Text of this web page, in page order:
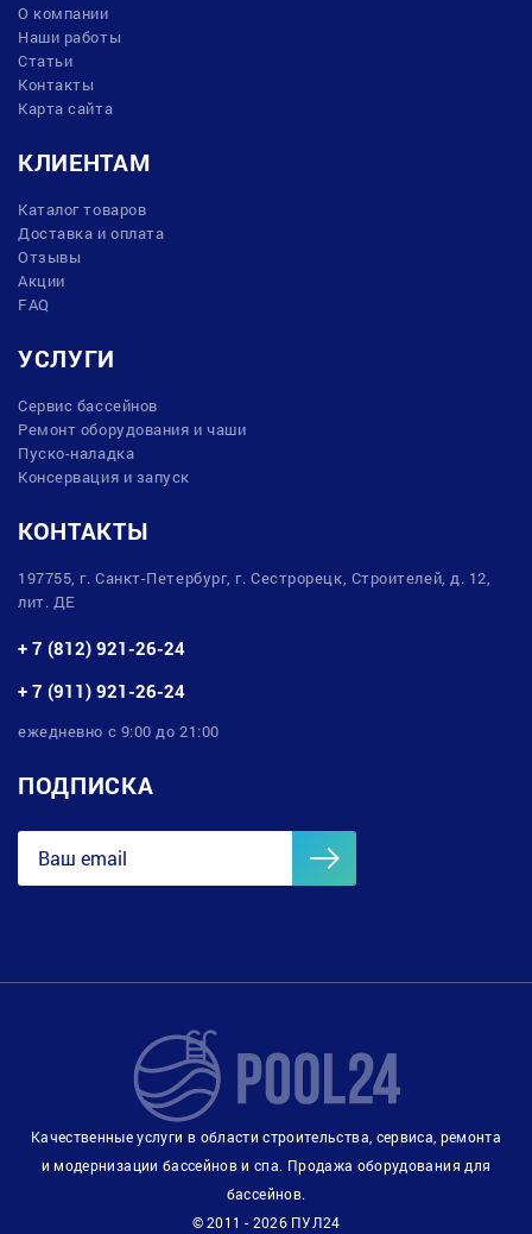
О компании
Наши работы
Статьи
Контакты
Карта сайта
КЛИЕНТАМ
Каталог товаров
Доставка и оплата
Отзывы
Акции
FAQ
УСЛУГИ
Сервис бассейнов
Ремонт оборудования и чаши
Пуско-наладка
Консервация и запуск
КОНТАКТЫ
197755, г. Санкт-Петербург, г. Сестрорецк, Строителей, д. 12,
лит. ДЕ
+ 7 (812) 921-26-24
+ 7 (911) 921-26-24
ежедневно с 9:00 до 21:00
ПОДПИСКА
Качественные услуги в области строительства, сервиса, ремонта
и модернизации бассейнов и спа. Продажа оборудования для
бассейнов.
© 2011 - 2026 ПУЛ24